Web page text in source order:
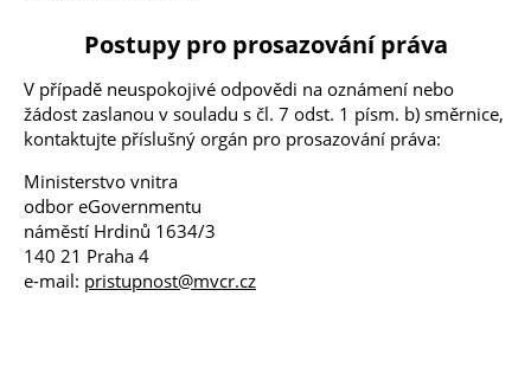
Postupy pro prosazování práva
V případě neuspokojivé odpovědi na oznámení nebo
žádost zaslanou v souladu s čl. 7 odst. 1 písm. b) směrnice,
kontaktujte příslušný orgán pro prosazování práva:
Ministerstvo vnitra
odbor eGovernmentu
náměstí Hrdinů 1634/3
140 21 Praha 4
e-mail: pristupnost@mvcr.cz